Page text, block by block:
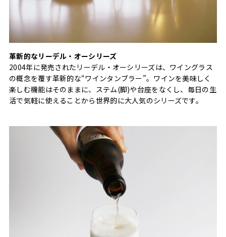
革新的なリーデル・オーシリーズ
2004年に発売されたリーデル・オーシリーズは、ワイングラス
の概念を覆す革新的な“ワインタンブラー”。ワインを美味しく
楽しむ機能はそのままに、ステム(脚)や台座をなくし、毎日の生
活で気軽に使えることから世界的に大人気のシリーズです。